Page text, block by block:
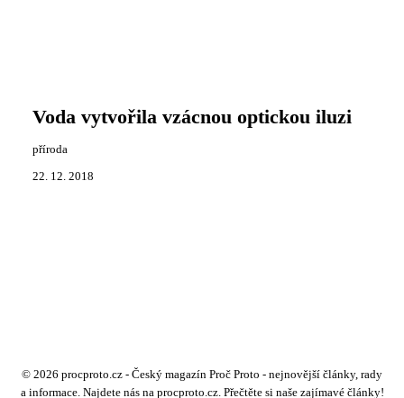
Voda vytvořila vzácnou optickou iluzi
příroda
22. 12. 2018
© 2026 procproto.cz - Český magazín Proč Proto - nejnovější články, rady
a informace. Najdete nás na procproto.cz. Přečtěte si naše zajímavé články!